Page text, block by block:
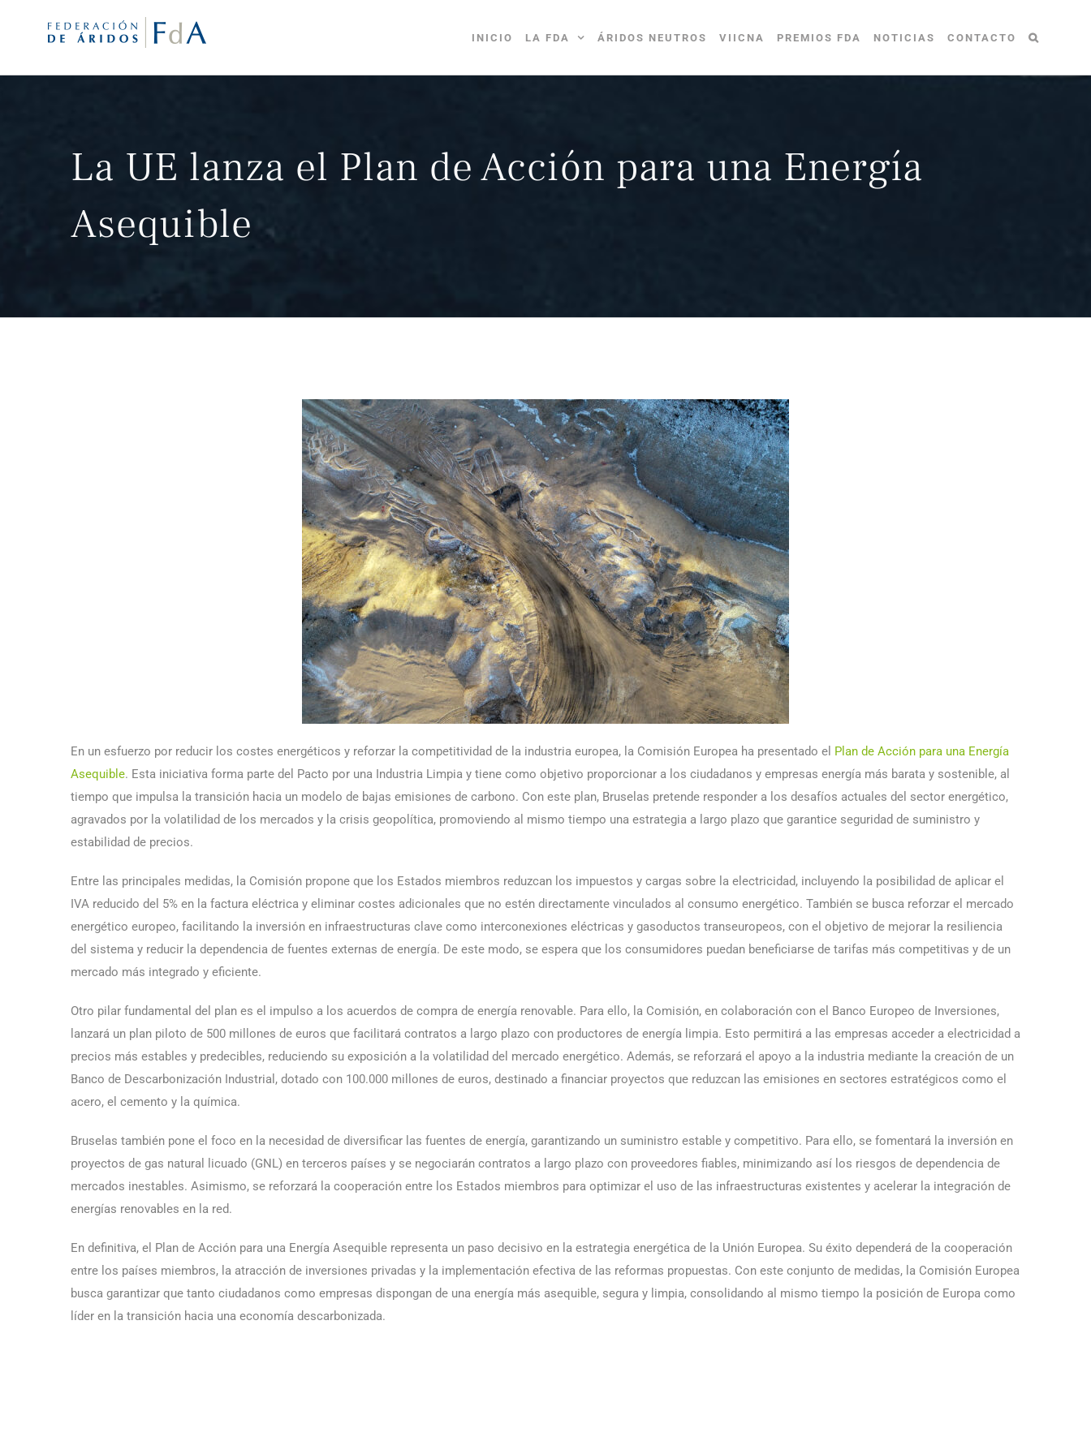
INICIO LA FDA ÁRIDOS NEUTROS VIICNA PREMIOS FDA NOTICIAS CONTACTO
La UE lanza el Plan de Acción para una Energía
Asequible
En un esfuerzo por reducir los costes energéticos y reforzar la competitividad de la industria europea, la Comisión Europea ha presentado el Plan de Acción para una Energía
Asequible. Esta iniciativa forma parte del Pacto por una Industria Limpia y tiene como objetivo proporcionar a los ciudadanos y empresas energía más barata y sostenible, al
tiempo que impulsa la transición hacia un modelo de bajas emisiones de carbono. Con este plan, Bruselas pretende responder a los desafíos actuales del sector energético,
agravados por la volatilidad de los mercados y la crisis geopolítica, promoviendo al mismo tiempo una estrategia a largo plazo que garantice seguridad de suministro y
estabilidad de precios.
Entre las principales medidas, la Comisión propone que los Estados miembros reduzcan los impuestos y cargas sobre la electricidad, incluyendo la posibilidad de aplicar el
IVA reducido del 5% en la factura eléctrica y eliminar costes adicionales que no estén directamente vinculados al consumo energético. También se busca reforzar el mercado
energético europeo, facilitando la inversión en infraestructuras clave como interconexiones eléctricas y gasoductos transeuropeos, con el objetivo de mejorar la resiliencia
del sistema y reducir la dependencia de fuentes externas de energía. De este modo, se espera que los consumidores puedan beneficiarse de tarifas más competitivas y de un
mercado más integrado y eficiente.
Otro pilar fundamental del plan es el impulso a los acuerdos de compra de energía renovable. Para ello, la Comisión, en colaboración con el Banco Europeo de Inversiones,
lanzará un plan piloto de 500 millones de euros que facilitará contratos a largo plazo con productores de energía limpia. Esto permitirá a las empresas acceder a electricidad a
precios más estables y predecibles, reduciendo su exposición a la volatilidad del mercado energético. Además, se reforzará el apoyo a la industria mediante la creación de un
Banco de Descarbonización Industrial, dotado con 100.000 millones de euros, destinado a financiar proyectos que reduzcan las emisiones en sectores estratégicos como el
acero, el cemento y la química.
Bruselas también pone el foco en la necesidad de diversificar las fuentes de energía, garantizando un suministro estable y competitivo. Para ello, se fomentará la inversión en
proyectos de gas natural licuado (GNL) en terceros países y se negociarán contratos a largo plazo con proveedores fiables, minimizando así los riesgos de dependencia de
mercados inestables. Asimismo, se reforzará la cooperación entre los Estados miembros para optimizar el uso de las infraestructuras existentes y acelerar la integración de
energías renovables en la red.
En definitiva, el Plan de Acción para una Energía Asequible representa un paso decisivo en la estrategia energética de la Unión Europea. Su éxito dependerá de la cooperación
entre los países miembros, la atracción de inversiones privadas y la implementación efectiva de las reformas propuestas. Con este conjunto de medidas, la Comisión Europea
busca garantizar que tanto ciudadanos como empresas dispongan de una energía más asequible, segura y limpia, consolidando al mismo tiempo la posición de Europa como
líder en la transición hacia una economía descarbonizada.